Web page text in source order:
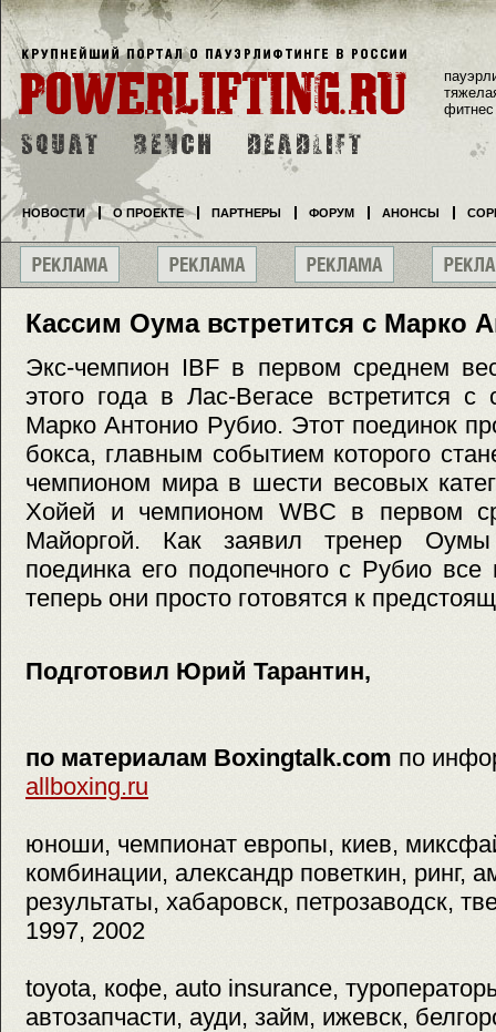
Кассим Оума встретится с Марко
Экс-чемпион IBF в первом среднем
этого года в Лас-Вегасе встретится
Марко Антонио Рубио. Этот поединок
бокса, главным событием которого
чемпионом мира в шести весовых
Хойей и чемпионом WBC в первом
Майоргой. Как заявил тренер
поединка его подопечного с Рубио все
теперь они просто готовятся к
Подготовил Юрий Тарантин,
по материалам Boxingtalk.com по
allboxing.ru
юноши, чемпионат европы, киев,
комбинации, александр поветкин, ринг,
результаты, хабаровск, петрозаводск,
1997, 2002
toyota, кофе, auto insurance,
автозапчасти, ауди, займ, ижевск,
фитнес
НОВОСТИ О ПРОЕКТЕ ПАРТНЕРЫ ФОРУМ АНОНСЫ